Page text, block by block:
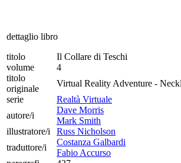
dettaglio libro
titolo
Il Collare di Teschi
volume
4
titolo
originale
Virtual Reality Adventure -
serie
Realtà Virtuale
autore/i
Dave Morris
Mark Smith
illustratore/i
Russ Nicholson
traduttore/i
Costanza Galbardi
Fabio Accurso